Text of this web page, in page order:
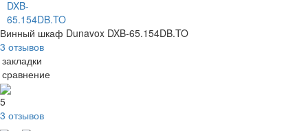
Винный шкаф Dunavox DXB-65.154DB.TO
3 отзывов
5
3 отзывов